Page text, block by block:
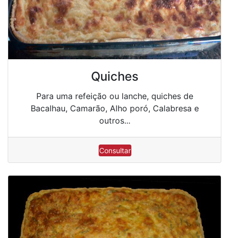
Quiches
Para uma refeição ou lanche, quiches de
Bacalhau, Camarão, Alho poró, Calabresa e
outros...
Consultar